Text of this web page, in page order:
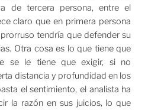
de tercera persona, entre el
claro que en primera persona
tendría que defender su
Otra cosa es lo que tiene que
se le tiene que exigir, si no
distancia y profundidad en los
el sentimiento, el analista ha
la razón en sus juicios, lo que